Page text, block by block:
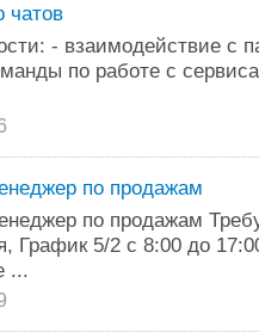
чатов
- взаимодействие с
по работе с
по продажам
по продажам
График 5/2 с 8:00 до
...